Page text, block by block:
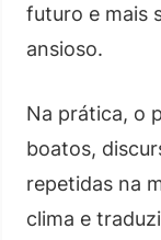
futuro e mais
ansioso.
Na prática, o
boatos,
repetidas na
clima e